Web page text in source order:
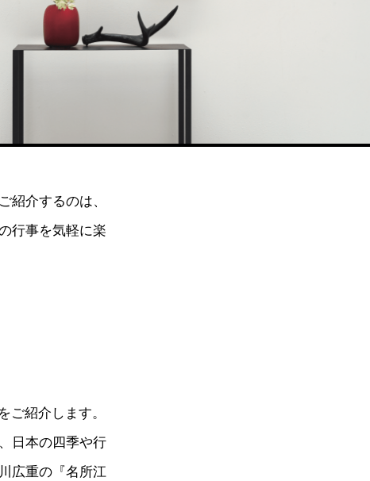
紹介するのは、
行事を気軽に楽
ご紹介します。
日本の四季や行
広重の『名所江